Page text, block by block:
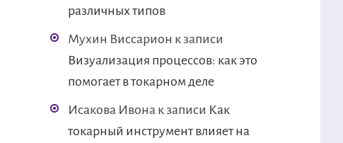
различных типов
Мухин Виссарион к записи
Визуализация процессов: как это
помогает в токарном деле
Исакова Ивона к записи Как
токарный инструмент влияет на